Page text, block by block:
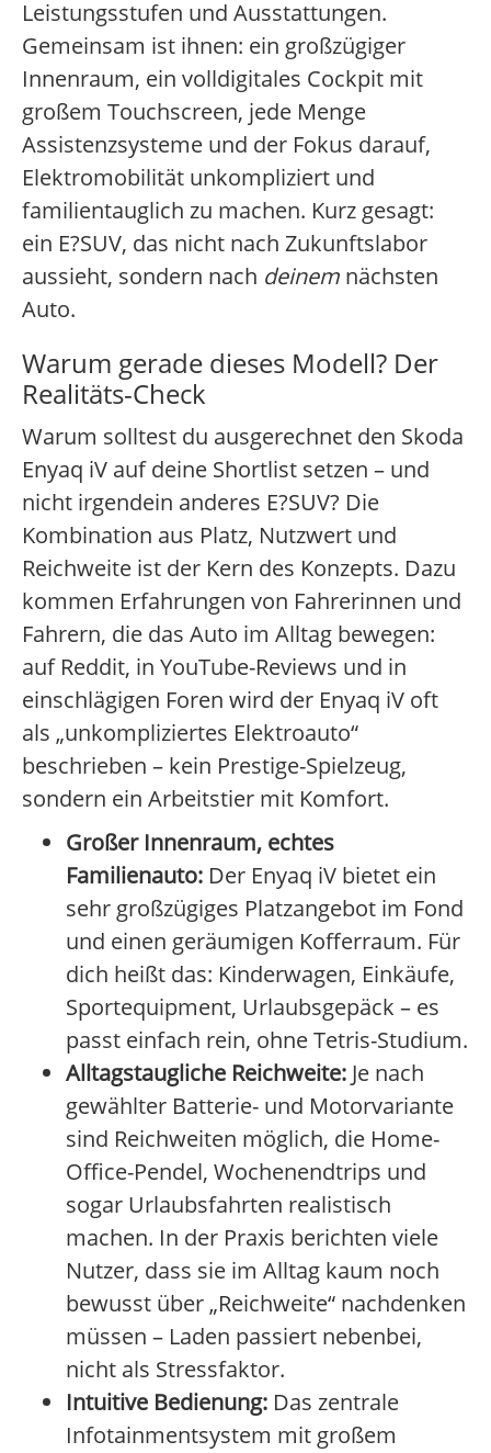
Leistungsstufen und Ausstattungen.
Gemeinsam ist ihnen: ein großzügiger
Innenraum, ein volldigitales Cockpit mit
großem Touchscreen, jede Menge
Assistenzsysteme und der Fokus darauf,
Elektromobilität unkompliziert und
familientauglich zu machen. Kurz gesagt:
ein E?SUV, das nicht nach Zukunftslabor
aussieht, sondern nach deinem nächsten
Auto.
Warum gerade dieses Modell? Der
Realitäts-Check
Warum solltest du ausgerechnet den Skoda
Enyaq iV auf deine Shortlist setzen – und
nicht irgendein anderes E?SUV? Die
Kombination aus Platz, Nutzwert und
Reichweite ist der Kern des Konzepts. Dazu
kommen Erfahrungen von Fahrerinnen und
Fahrern, die das Auto im Alltag bewegen:
auf Reddit, in YouTube-Reviews und in
einschlägigen Foren wird der Enyaq iV oft
als „unkompliziertes Elektroauto“
beschrieben – kein Prestige-Spielzeug,
sondern ein Arbeitstier mit Komfort.
Großer Innenraum, echtes
Familienauto: Der Enyaq iV bietet ein
sehr großzügiges Platzangebot im Fond
und einen geräumigen Kofferraum. Für
dich heißt das: Kinderwagen, Einkäufe,
Sportequipment, Urlaubsgepäck – es
passt einfach rein, ohne Tetris-Studium.
Alltagstaugliche Reichweite: Je nach
gewählter Batterie- und Motorvariante
sind Reichweiten möglich, die Home-
Office-Pendel, Wochenendtrips und
sogar Urlaubsfahrten realistisch
machen. In der Praxis berichten viele
Nutzer, dass sie im Alltag kaum noch
bewusst über „Reichweite“ nachdenken
müssen – Laden passiert nebenbei,
nicht als Stressfaktor.
Intuitive Bedienung: Das zentrale
Infotainmentsystem mit großem